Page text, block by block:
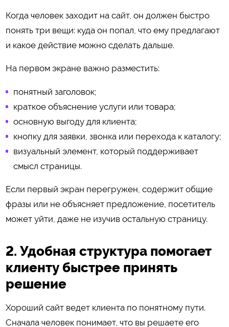
Когда человек заходит на сайт, он должен быстро
понять три вещи: куда он попал, что ему предлагают
и какое действие можно сделать дальше.
На первом экране важно разместить:
понятный заголовок;
краткое объяснение услуги или товара;
основную выгоду для клиента;
кнопку для заявки, звонка или перехода к каталогу;
визуальный элемент, который поддерживает
смысл страницы.
Если первый экран перегружен, содержит общие
фразы или не объясняет предложение, посетитель
может уйти, даже не изучив остальную страницу.
2. Удобная структура помогает
клиенту быстрее принять
решение
Хороший сайт ведет клиента по понятному пути.
Сначала человек понимает, что вы решаете его